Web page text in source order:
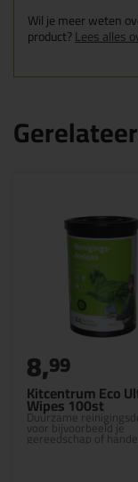
Wil je meer weten
product?Lees alles
Kitcentrum Eco
Wipes 100st
Duurzame
voor bijvoorbeeld je
gereedschap of
8,99